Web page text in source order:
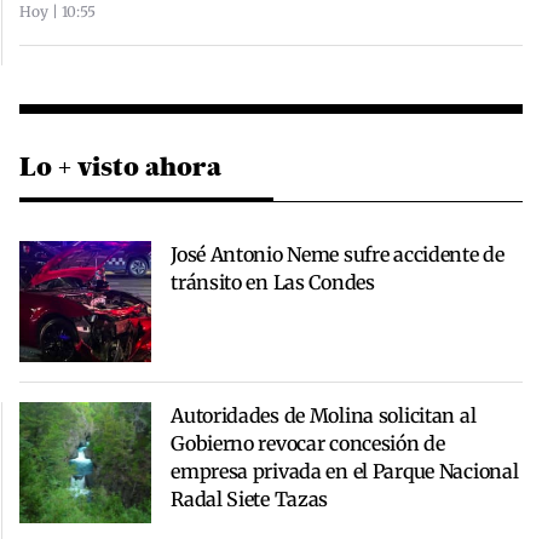
Hoy | 10:55
Lo + visto ahora
José Antonio Neme sufre accidente de
tránsito en Las Condes
Autoridades de Molina solicitan al
Gobierno revocar concesión de
empresa privada en el Parque Nacional
Radal Siete Tazas